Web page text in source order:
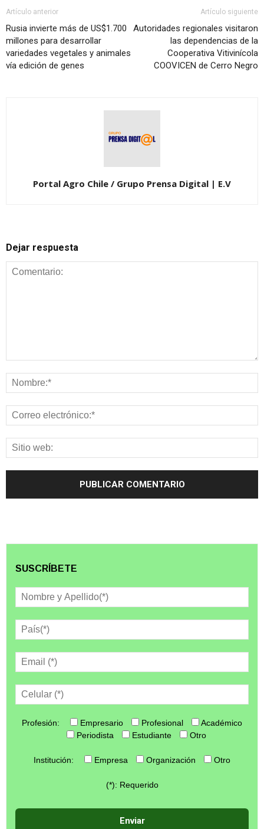
Artículo anterior
Rusia invierte más de US$1.700
millones para desarrollar
variedades vegetales y animales
vía edición de genes
Artículo siguiente
Autoridades regionales visitaron
las dependencias de la
Cooperativa Vitivinícola
COOVICEN de Cerro Negro
Portal Agro Chile / Grupo Prensa Digital | E.V
Dejar respuesta
SUSCRÍBETE
Profesión: Empresario Profesional
Académico
Periodista
Estudiante Otro
Institución: Empresa Organización Otro
(*): Requerido